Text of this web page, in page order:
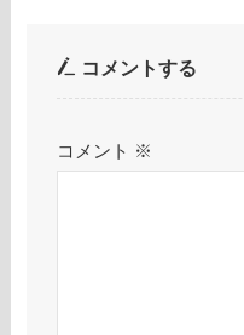
コメントする
コメント ※